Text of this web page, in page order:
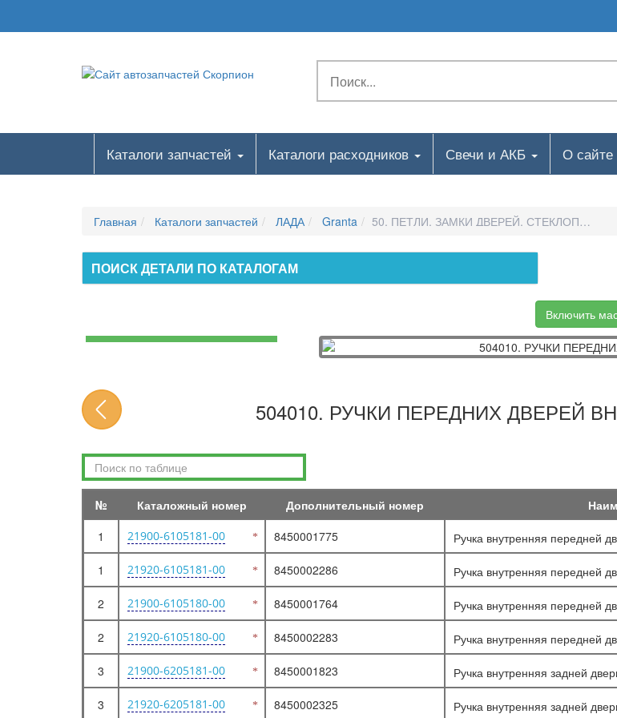
Каталоги запчастей Каталоги расходников Свечи и АКБ О сайте
Главная Каталоги запчастей ЛАДА Granta 50. ПЕТЛИ, ЗАМКИ ДВЕРЕЙ,
ПОИСК ДЕТАЛИ ПО КАТАЛОГАМ
100210. ДВИГАТЕЛЬ В СБОРЕ 8 клапанный
100310. ДВИГАТЕЛЬ В СБОРЕ
100410. ДВИГАТЕЛЬ В СБОРЕ
102020. ПОРШНИ И ШАТУНЫ
102110. ПОРШЕНЬ И КОЛЬЦА
102120. ПОРШНИ И ШАТУНЫ
103010. ВКЛАДЫШИ
104010. БЛОК ЦИЛИНДРОВ
105010. КАРТЕР МАСЛЯНЫЙ
105110. КАРТЕР МАСЛЯНЫЙ
105210. КАРТЕР МАСЛЯНЫЙ
106010. КОЛЕНВАЛ, МАХОВИК, ШАТУН
Включить
504010. РУЧКИ ПЕРЕДНИХ ДВЕРЕЙ
№ Каталожный номер Дополнительный номер
1
21900-6105181-00 8450001775 Ручка внутренняя передней
1 21920-6105181-00 8450002286 Ручка внутренняя передней
2 21900-6105180-00 8450001764 Ручка внутренняя передней
2 21920-6105180-00 8450002283 Ручка внутренняя передней
3 21900-6205181-00 8450001823 Ручка внутренняя задней
3 21920-6205181-00 8450002325 Ручка внутренняя задней